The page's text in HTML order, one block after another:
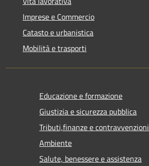
Imprese e Commercio
Catasto e urbanistica
Mobilità e trasporti
Educazione e formazione
Giustizia e sicurezza pubblica
Tributi,finanze e contravvenzioni
Ambiente
Salute, benessere e assistenza